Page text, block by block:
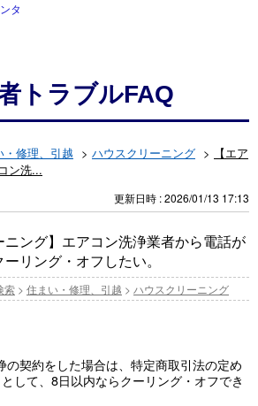
トラブルFAQ
・修理、引越 > ハウスクリーニング >
【エア
ン洗...
更新日時 : 2026/01/13 17:13
ニング】エアコン洗浄業者から電話が
リング・オフしたい。
索 > 住まい・修理、引越 > ハウスクリーニング
の契約をした場合は、特定商取引法の定め
して、8日以内ならクーリング・オフでき